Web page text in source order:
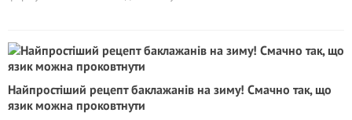
Найпростіший рецепт баклажанів на зиму! Смачно так, що
язик можна проковтнути